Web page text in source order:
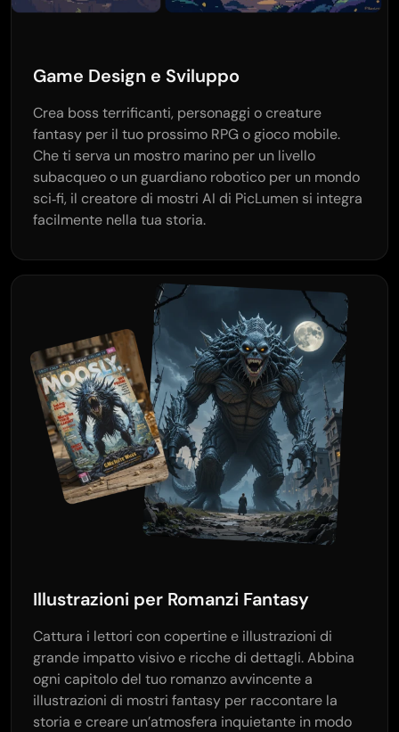
Game Design e Sviluppo
Crea boss terrificanti, personaggi o creature
fantasy per il tuo prossimo RPG o gioco mobile.
Che ti serva un mostro marino per un livello
subacqueo o un guardiano robotico per un mondo
sci‑fi, il creatore di mostri AI di PicLumen si integra
facilmente nella tua storia.
Illustrazioni per Romanzi Fantasy
Cattura i lettori con copertine e illustrazioni di
grande impatto visivo e ricche di dettagli. Abbina
ogni capitolo del tuo romanzo avvincente a
illustrazioni di mostri fantasy per raccontare la
storia e creare un’atmosfera inquietante in modo